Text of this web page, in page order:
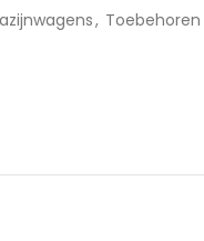
, Toebehoren